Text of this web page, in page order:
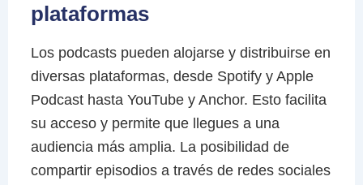
plataformas
Los podcasts pueden alojarse y distribuirse en
diversas plataformas, desde Spotify y Apple
Podcast hasta YouTube y Anchor. Esto facilita
su acceso y permite que llegues a una
audiencia más amplia. La posibilidad de
compartir episodios a través de redes sociales